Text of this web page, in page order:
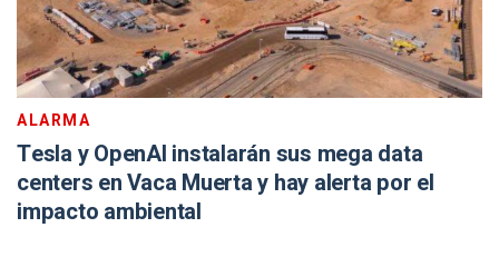
ALARMA
Tesla y OpenAI instalarán sus mega data
centers en Vaca Muerta y hay alerta por el
impacto ambiental